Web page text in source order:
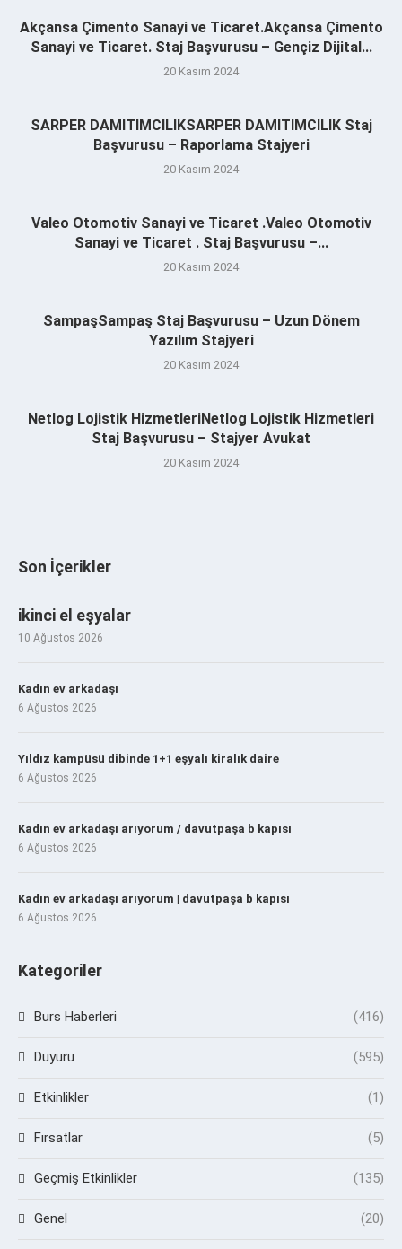
Akçansa Çimento Sanayi ve Ticaret.Akçansa Çimento
Sanayi ve Ticaret. Staj Başvurusu – Gençiz Dijital...
20 Kasım 2024
SARPER DAMITIMCILIKSARPER DAMITIMCILIK Staj
Başvurusu – Raporlama Stajyeri
20 Kasım 2024
Valeo Otomotiv Sanayi ve Ticaret .Valeo Otomotiv
Sanayi ve Ticaret . Staj Başvurusu –...
20 Kasım 2024
SampaşSampaş Staj Başvurusu – Uzun Dönem
Yazılım Stajyeri
20 Kasım 2024
Netlog Lojistik HizmetleriNetlog Lojistik Hizmetleri
Staj Başvurusu – Stajyer Avukat
20 Kasım 2024
Son İçerikler
ikinci el eşyalar
10 Ağustos 2026
Kadın ev arkadaşı
6 Ağustos 2026
Yıldız kampüsü dibinde 1+1 eşyalı kiralık daire
6 Ağustos 2026
Kadın ev arkadaşı arıyorum / davutpaşa b kapısı
6 Ağustos 2026
Kadın ev arkadaşı arıyorum | davutpaşa b kapısı
6 Ağustos 2026
Kategoriler
Burs Haberleri (416)
Duyuru (595)
Etkinlikler (1)
Fırsatlar (5)
Geçmiş Etkinlikler (135)
Genel (20)